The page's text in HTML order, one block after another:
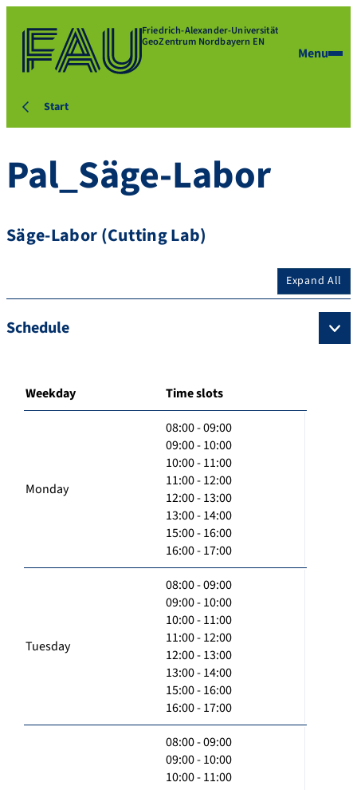
Friedrich-Alexander-Universität
GeoZentrum Nordbayern EN
Menu
Start
Pal_Säge-Labor
Säge-Labor (Cutting Lab)
Expand All
Schedule
Weekday Time slots
Monday
08:00 - 09:00
09:00 - 10:00
10:00 - 11:00
11:00 - 12:00
12:00 - 13:00
13:00 - 14:00
15:00 - 16:00
16:00 - 17:00
Tuesday
08:00 - 09:00
09:00 - 10:00
10:00 - 11:00
11:00 - 12:00
12:00 - 13:00
13:00 - 14:00
15:00 - 16:00
16:00 - 17:00
08:00 - 09:00
09:00 - 10:00
10:00 - 11:00